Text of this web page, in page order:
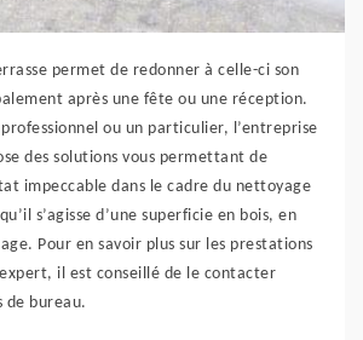
permet de redonner à celle-ci son
après une fête ou une réception.
professionnel ou un particulier, l’entreprise
des solutions vous permettant de
impeccable dans le cadre du nettoyage
s’agisse d’une superficie en bois, en
Pour en savoir plus sur les prestations
il est conseillé de le contacter
de bureau.